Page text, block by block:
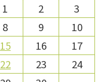
1 2
3
8 9
10
15 16
17
22 23
24